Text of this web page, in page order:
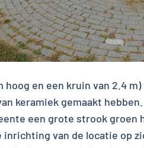
hoog en een kruin van 2.4
keramiek gemaakt
een grote strook
van de locatie op